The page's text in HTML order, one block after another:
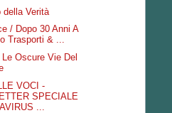
della Verità
/ Dopo 30 Anni A
Trasporti & ...
Oscure Vie Del
VOCI -
SPECIALE
...